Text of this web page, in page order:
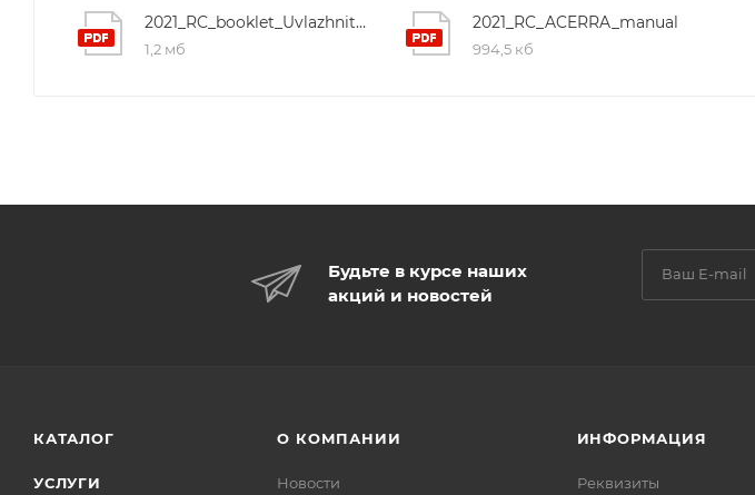
2021_RC_booklet_Uvlazhniteli_110x210_web
1,2 мб
2021_RC_ACERRA_manual
994,5 кб
Будьте в курсе наших
акций и новостей
КАТАЛОГ
УСЛУГИ
О КОМПАНИИ
Новости
ИНФОРМАЦИЯ
Реквизиты